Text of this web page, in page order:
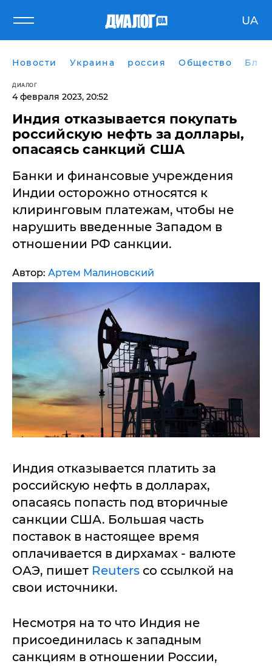
UA
Новости Украина россия Общество
ДИАЛОГ
4 февраля 2023, 20:52
Индия отказывается покупать
российскую нефть за доллары,
опасаясь санкций США
Банки и финансовые учреждения
Индии осторожно относятся к
клиринговым платежам, чтобы не
нарушить введенные Западом в
отношении РФ санкции.
Автор: Артем Малиновский
Индия отказывается платить за
российскую нефть в долларах,
опасаясь попасть под вторичные
санкции США. Большая часть
поставок в настоящее время
оплачивается в дирхамах - валюте
ОАЭ, пишет Reuters со ссылкой на
свои источники.
Несмотря на то что Индия не
присоединилась к западным
санкциям в отношении России,